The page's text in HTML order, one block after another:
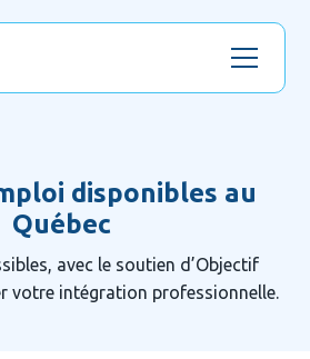
disponibles au
Québec
avec le soutien d’Objectif
votre intégration professionnelle.